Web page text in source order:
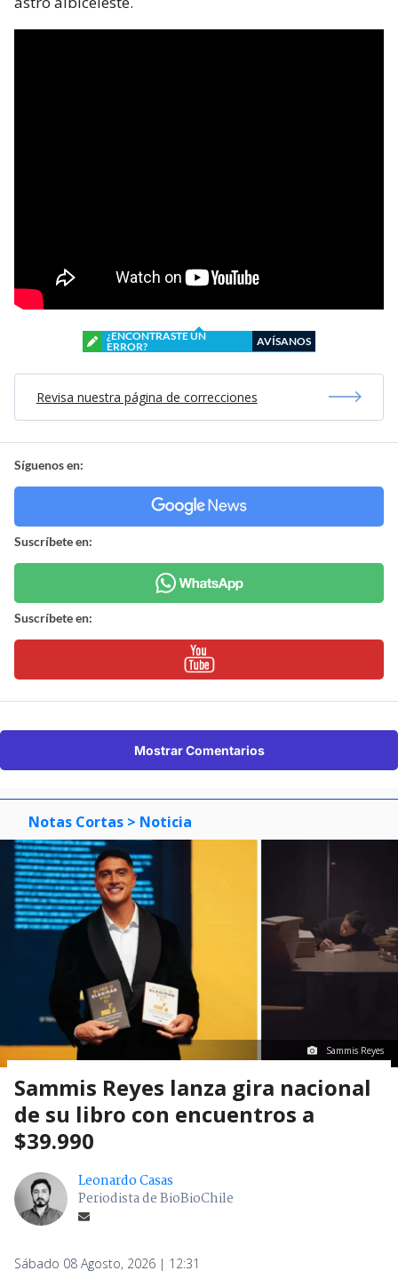
¿ENCONTRASTE UN
ERROR?
AVÍSANOS
Revisa nuestra página de correcciones
Síguenos en:
Suscríbete en:
Suscríbete en:
Mostrar Comentarios
Notas Cortas > Noticia
Sammis Reyes
Sammis Reyes lanza gira nacional
de su libro con encuentros a
$39.990
Leonardo Casas
Periodista de BioBioChile
Sábado 08 Agosto, 2026 | 12:31